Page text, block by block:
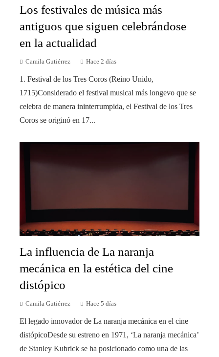
Los festivales de música más
antiguos que siguen celebrándose
en la actualidad
Camila Gutiérrez Hace 2 días
1. Festival de los Tres Coros (Reino Unido,
1715)Considerado el festival musical más longevo que se
celebra de manera ininterrumpida, el Festival de los Tres
Coros se originó en 17...
La influencia de La naranja
mecánica en la estética del cine
distópico
Camila Gutiérrez Hace 5 días
El legado innovador de La naranja mecánica en el cine
distópicoDesde su estreno en 1971, ‘La naranja mecánica’
de Stanley Kubrick se ha posicionado como una de las